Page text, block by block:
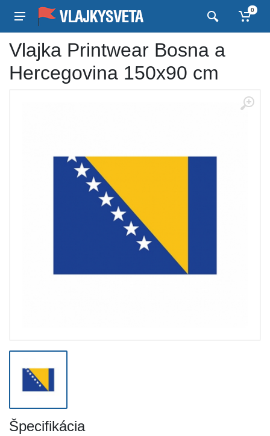
0
Vlajka Printwear Bosna a
Hercegovina 150x90 cm
Špecifikácia